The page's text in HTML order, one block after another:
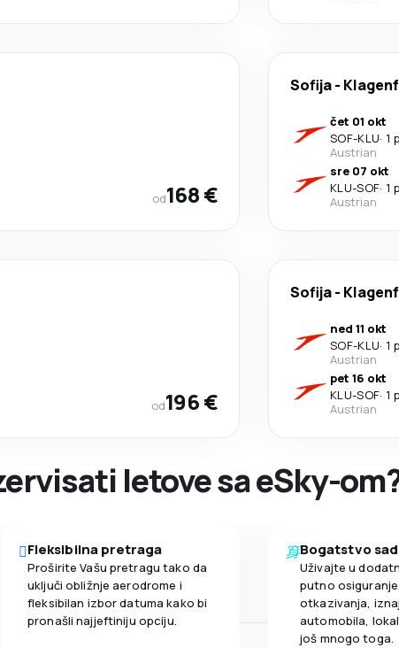
od168 €
Sofija-
čet 01 okt
SOF-KLU· 1
Austrian
sre 07 okt
KLU-SOF· 1
Austrian
od196 €
Sofija-
ned 11 okt
SOF-KLU· 1
Austrian
pet 16 okt
KLU-SOF· 1
Austrian
letove sa eSky-
Fleksibilna pretraga
Proširite Vašu pretragu tako da
uključi obližnje aerodrome i
fleksibilan izbor datuma kako bi
pronašli najjeftiniju opciju.
Bogatstvo
Uživajte u
putno
otkazivanja,
automobila,
još mnogo toga.